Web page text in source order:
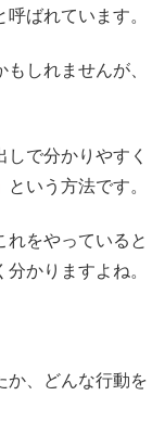
呼ばれています。
しれませんが、
で分かりやすく
という方法です。
れをやっていると
かりますよね。
か、どんな行動を